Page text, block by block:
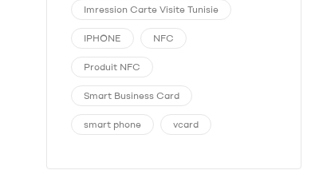
Imression Carte Visite Tunisie
IPHONE NFC
Produit NFC
Smart Business Card
smart phone vcard